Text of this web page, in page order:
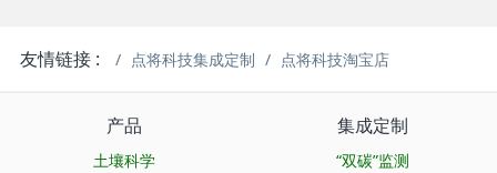
友情链接 : 点将科技集成定制 点将科技淘宝店
产品
土壤科学
集成定制
“双碳”监测